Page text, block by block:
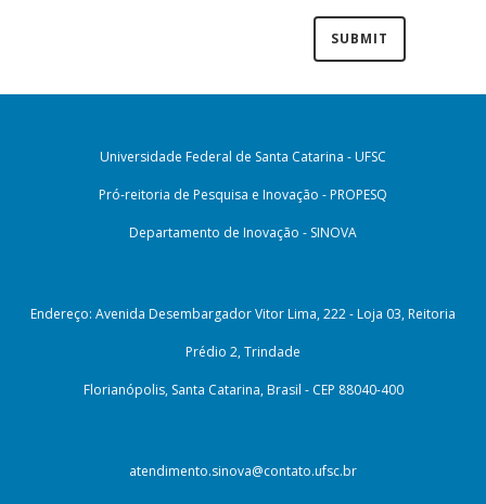
Universidade Federal de Santa Catarina - UFSC
Pró-reitoria de Pesquisa e Inovação - PROPESQ
Departamento de Inovação - SINOVA
Endereço: Avenida Desembargador Vitor Lima, 222 - Loja 03, Reitoria
Prédio 2, Trindade
Florianópolis, Santa Catarina, Brasil - CEP 88040-400
atendimento.sinova@contato.ufsc.br